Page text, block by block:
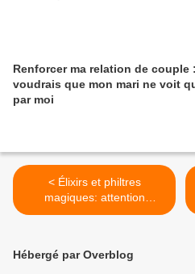
Renforcer ma relation de couple
voudrais que mon mari ne voit
par moi
< Élixirs et philtres
magiques: attention
dangers et risques pour la
Hébergé par Overblog